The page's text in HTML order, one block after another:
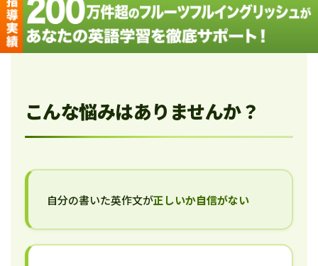
こんな悩みはありませんか？
自分の書いた英作文が正しいか自信がない